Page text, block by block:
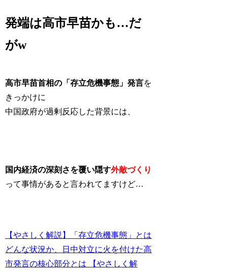
発端は高市早苗かも…だ
がw
高市早苗首相の「存立危機事態」発言を
きっかけに
中国政府が過剰反応した背景には、
国内経済の深刻さを覆い隠す外敵づくり
って事情があると言われてますけど…
【やさしく解説】「存立危機事態」とは
どんな状況か、日中対立に火を付けた高
市発言の核心部分とは 【やさしく解